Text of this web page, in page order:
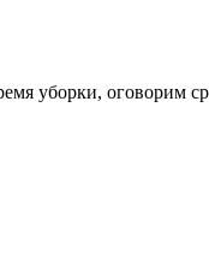
уборки, оговорим